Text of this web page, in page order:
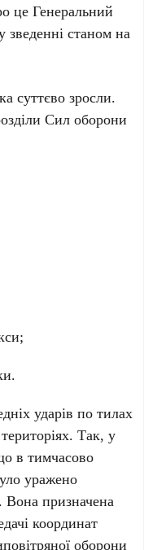
цеГенеральний
зведенні станом на
суттєво зросли.
Сил оборони
ударів по тилах
Так, у
в тимчасово
уражено
Вона призначена
координат
оборони